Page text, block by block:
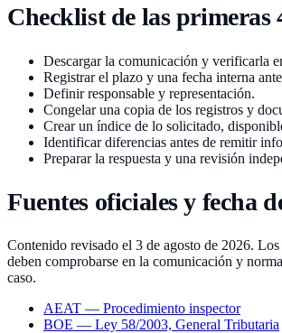
Checklist de las primeras
Descargar la comunicación y verificarla
Registrar el plazo y una fecha interna
Definir responsable y representación.
Congelar una copia de los registros y
Crear un índice de lo solicitado,
Identificar diferencias antes de remitir
Preparar la respuesta y una revisión
Fuentes oficiales y fecha
Contenido revisado el 3 de agosto de 2026.
deben comprobarse en la comunicación y
caso.
AEAT — Procedimiento inspector
BOE — Ley 58/2003, General Tributaria